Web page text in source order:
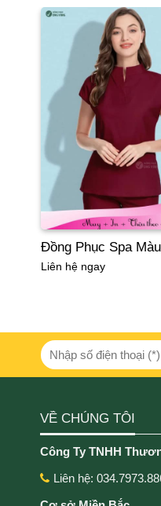
Đồng Phục Spa
Liên hệ ngay
VỀ CHÚNG TÔI
Công Ty TNHH
Liên hệ: